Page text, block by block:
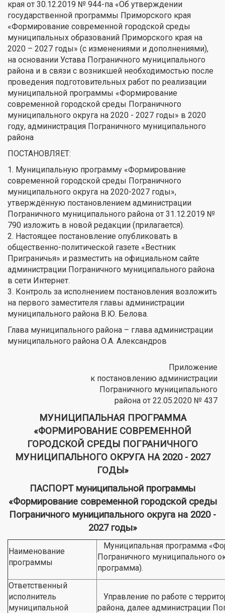
края от 30.12.2019 № 944-па «Об утверждении
государственной программы Приморского края
«Формирование современной городской среды
муниципальных образований Приморского края на
2020 – 2027 годы» (с изменениями и дополнениями),
на основании Устава Пограничного муниципального
района и в связи с возникшей необходимостью после
проведения подготовительных работ по реализации
муниципальной программы «Формирование
современной городской среды Пограничного
муниципального округа на 2020 - 2027 годы» в 2020
году, администрация Пограничного муниципального
района
ПОСТАНОВЛЯЕТ:
1. Муниципальную программу «Формирование
современной городской среды Пограничного
муниципального округа на 2020-2027 годы»,
утверждённую постановлением администрации
Пограничного муниципального района от 31.12.2019 №
790 изложить в новой редакции (прилагается).
2. Настоящее постановление опубликовать в
общественно-политической газете «Вестник
Приграничья» и разместить на официальном сайте
администрации Пограничного муниципального района
в сети Интернет.
3. Контроль за исполнением постановления возложить
на первого заместителя главы администрации
муниципального района В.Ю. Белова.
Глава муниципального района – глава администрации
муниципального района О.А. Александров
Приложение
к постановлению администрации
Пограничного муниципального
района от 22.05.2020 № 437
МУНИЦИПАЛЬНАЯ ПРОГРАММА
«ФОРМИРОВАНИЕ СОВРЕМЕННОЙ
ГОРОДСКОЙ СРЕДЫ ПОГРАНИЧНОГО
МУНИЦИПАЛЬНОГО ОКРУГА НА 2020 - 2027
ГОДЫ»
ПАСПОРТ муниципальной программы
«Формирование современной городской среды
Пограничного муниципального округа на 2020 -
2027 годы»
Наименование
программы
Муниципальная программа
Пограничного муниципального
программа).
Ответственный
исполнитель
муниципальной
Управление по работе с
района, далее администрации